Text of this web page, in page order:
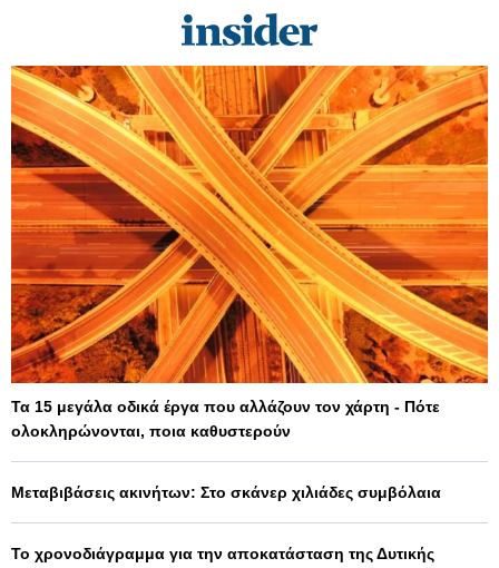
Τα 15 μεγάλα οδικά έργα που αλλάζουν τον χάρτη - Πότε
ολοκληρώνονται, ποια καθυστερούν
Μεταβιβάσεις ακινήτων: Στο σκάνερ χιλιάδες συμβόλαια
Το χρονοδιάγραμμα για την αποκατάσταση της Δυτικής